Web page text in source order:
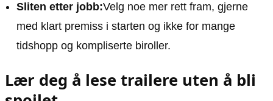
Sliten etter jobb:Velg noe mer rett fram, gjerne
med klart premiss i starten og ikke for mange
tidshopp og kompliserte biroller.
Lær deg å lese trailere uten å bli